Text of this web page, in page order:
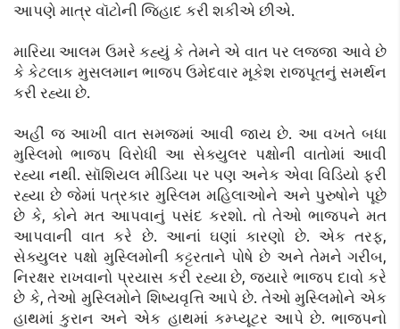
આપણે માત્ર વૉટોની જિહાદ કરી શકીએ છીએ.
મારિયા આલમ ઉમરે કહ્યું કે તેમને એ વાત પર લજ્જા આવે છે
કે કેટલાક મુસલમાન ભાજપ ઉમેદવાર મૂકેશ રાજપૂતનું સમર્થન
કરી રહ્યા છે.
અહીં જ આખી વાત સમજમાં આવી જાય છે. આ વખતે બધા
મુસ્લિમો ભાજપ વિરોધી આ સેક્યુલર પક્ષોની વાતોમાં આવી
રહ્યા નથી. સૉશિયલ મીડિયા પર પણ અનેક એવા વિડિયો ફરી
રહ્યા છે જેમાં પત્રકાર મુસ્લિમ મહિલાઓને અને પુરુષોને પૂછે
છે કે, કોને મત આપવાનું પસંદ કરશો. તો તેઓ ભાજપને મત
આપવાની વાત કરે છે. આનાં ઘણાં કારણો છે. એક તરફ,
સેક્યુલર પક્ષો મુસ્લિમોની કટ્ટરતાને પોષે છે અને તેમને ગરીબ,
નિરક્ષર રાખવાનો પ્રયાસ કરી રહ્યા છે, જ્યારે ભાજપ દાવો કરે
છે કે, તેઓ મુસ્લિમોને શિષ્યવૃત્તિ આપે છે. તેઓ મુસ્લિમોને એક
હાથમાં કુરાન અને એક હાથમાં કમ્પ્યૂટર આપે છે. ભાજપનો